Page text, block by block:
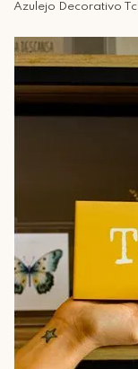
Azulejo Decorativo